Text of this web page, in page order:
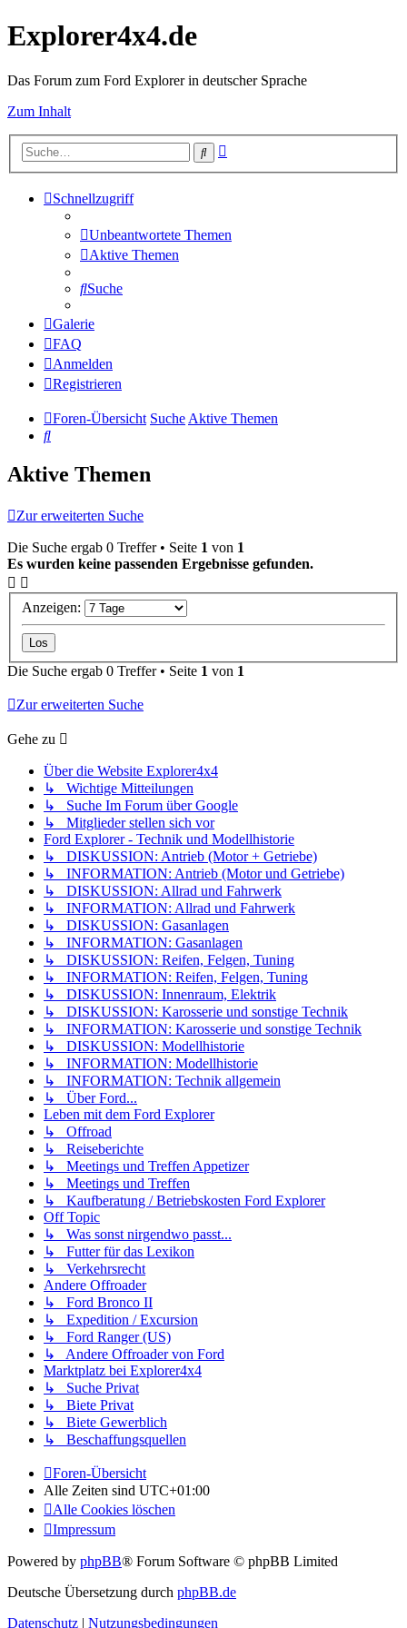
Explorer4x4.de
Das Forum zum Ford Explorer in deutscher Sprache
Zum Inhalt
Suche
Schnellzugriff
Unbeantwortete Themen
Aktive Themen
Suche
Galerie
FAQ
Anmelden
Registrieren
Foren-Übersicht SucheAktive Themen
Suche
Aktive Themen
Zur erweiterten Suche
Die Suche ergab 0 Treffer • Seite 1 von 1
Es wurden keine passenden Ergebnisse gefunden.
Anzeigen:
Die Suche ergab 0 Treffer • Seite 1 von 1
Zur erweiterten Suche
Gehe zu
Über die Website Explorer4x4
↳ Wichtige Mitteilungen
↳ Suche Im Forum über Google
↳ Mitglieder stellen sich vor
Ford Explorer - Technik und Modellhistorie
↳ DISKUSSION: Antrieb (Motor + Getriebe)
↳ INFORMATION: Antrieb (Motor und Getriebe)
↳ DISKUSSION: Allrad und Fahrwerk
↳ INFORMATION: Allrad und Fahrwerk
↳ DISKUSSION: Gasanlagen
↳ INFORMATION: Gasanlagen
↳ DISKUSSION: Reifen, Felgen, Tuning
↳ INFORMATION: Reifen, Felgen, Tuning
↳ DISKUSSION: Innenraum, Elektrik
↳ DISKUSSION: Karosserie und sonstige Technik
↳ INFORMATION: Karosserie und sonstige Technik
↳ DISKUSSION: Modellhistorie
↳ INFORMATION: Modellhistorie
↳ INFORMATION: Technik allgemein
↳ Über Ford...
Leben mit dem Ford Explorer
↳ Offroad
↳ Reiseberichte
↳ Meetings und Treffen Appetizer
↳ Meetings und Treffen
↳ Kaufberatung / Betriebskosten Ford Explorer
Off Topic
↳ Was sonst nirgendwo passt...
↳ Futter für das Lexikon
↳ Verkehrsrecht
Andere Offroader
↳ Ford Bronco II
↳ Expedition / Excursion
↳ Ford Ranger (US)
↳ Andere Offroader von Ford
Marktplatz bei Explorer4x4
↳ Suche Privat
↳ Biete Privat
↳ Biete Gewerblich
↳ Beschaffungsquellen
Foren-Übersicht
Alle Zeiten sind UTC+01:00
Alle Cookies löschen
Impressum
Powered by phpBB® Forum Software © phpBB Limited
Deutsche Übersetzung durch phpBB.de
Datenschutz | Nutzungsbedingungen